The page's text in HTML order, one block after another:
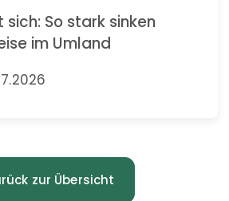
sich: So stark sinken
im Umland
zur Übersicht